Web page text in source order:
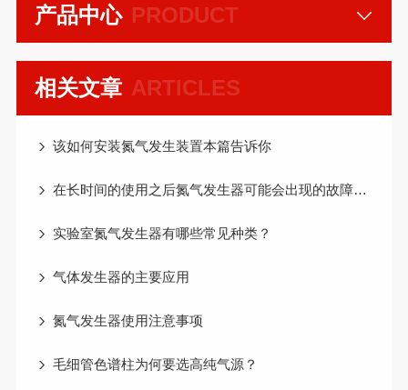
PRODUCT
产品中心
ARTICLES
相关文章
该如何安装氮气发生装置本篇告诉你
在长时间的使用之后氮气发生器可能会出现的故障总结
实验室氮气发生器有哪些常见种类？
气体发生器的主要应用
氮气发生器使用注意事项
毛细管色谱柱为何要选高纯气源？